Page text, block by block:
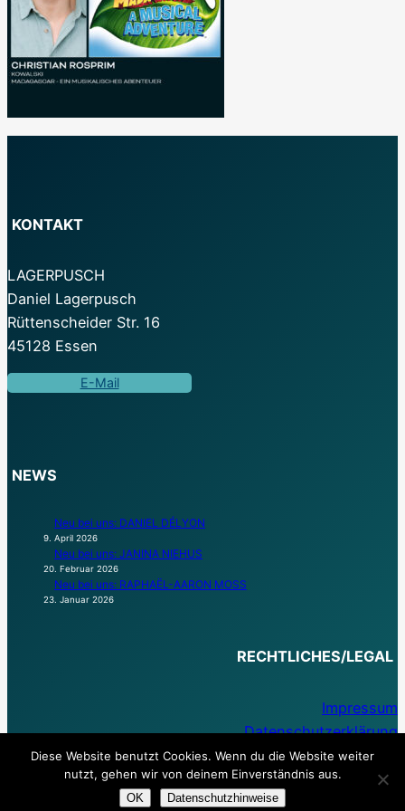
KONTAKT
LAGERPUSCH
Daniel Lagerpusch
Rüttenscheider Str. 16
45128 Essen
E-Mail
NEWS
Neu bei uns: DANIEL DÉLYON
9. April 2026
Neu bei uns: JANINA NIEHUS
20. Februar 2026
Neu bei uns: RAPHAËL-AARON MOSS
23. Januar 2026
RECHTLICHES/LEGAL
Impressum
Datenschutzerklärung
Diese Website benutzt Cookies. Wenn du die Website weiter
nutzt, gehen wir von deinem Einverständnis aus.
OK Datenschutzhinweise